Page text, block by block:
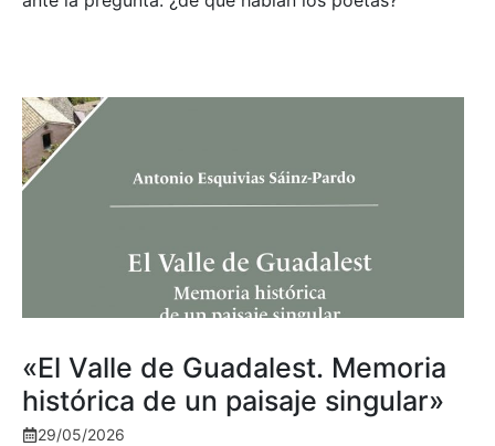
«El Valle de Guadalest. Memoria
histórica de un paisaje singular»
29/05/2026